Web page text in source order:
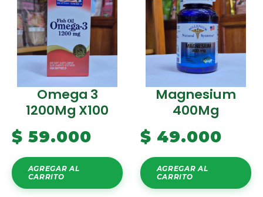
Omega 3
1200Mg X100
$ 59.000
AGREGAR AL
CARRITO
Magnesium
400Mg
$ 49.000
AGREGAR AL
CARRITO